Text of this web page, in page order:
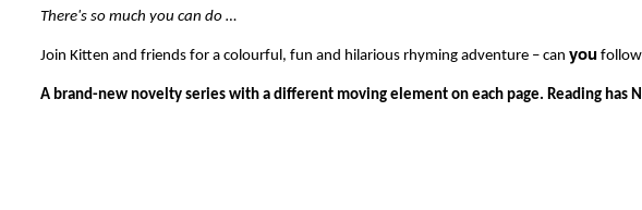
There's so much you can do …
Join Kitten and friends for a colourful, fun and hilarious rhyming adventure – can you follow
A brand-new novelty series with a different moving element on each page. Reading has